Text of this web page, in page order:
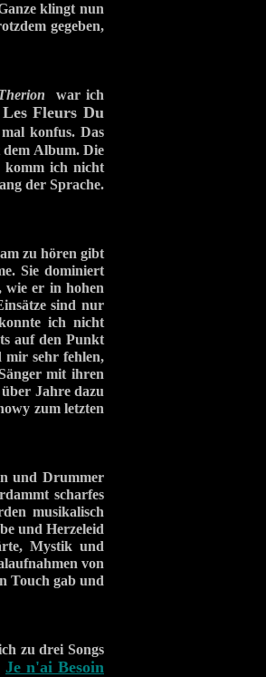
klingt nun
gegeben,
war ich
Les Fleurs Du
konfus. Das
Album. Die
komm ich nicht
der Sprache.
zu hören gibt
Sie dominiert
wie er in hohen
sind nur
ich nicht
auf den Punkt
mir sehr fehlen,
mit ihren
Jahre dazu
zum letzten
und Drummer
scharfes
musikalisch
und Herzeleid
Mystik und
von
Touch gab und
zu drei Songs
Je n'ai Besoin